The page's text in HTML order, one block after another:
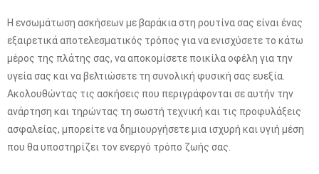
Η ενσωμάτωση ασκήσεων με βαράκια στη ρουτίνα σας είναι ένας
εξαιρετικά αποτελεσματικός τρόπος για να ενισχύσετε το κάτω
μέρος της πλάτης σας, να αποκομίσετε ποικίλα οφέλη για την
υγεία σας και να βελτιώσετε τη συνολική φυσική σας ευεξία.
Ακολουθώντας τις ασκήσεις που περιγράφονται σε αυτήν την
ανάρτηση και τηρώντας τη σωστή τεχνική και τις προφυλάξεις
ασφαλείας, μπορείτε να δημιουργήσετε μια ισχυρή και υγιή μέση
που θα υποστηρίζει τον ενεργό τρόπο ζωής σας.